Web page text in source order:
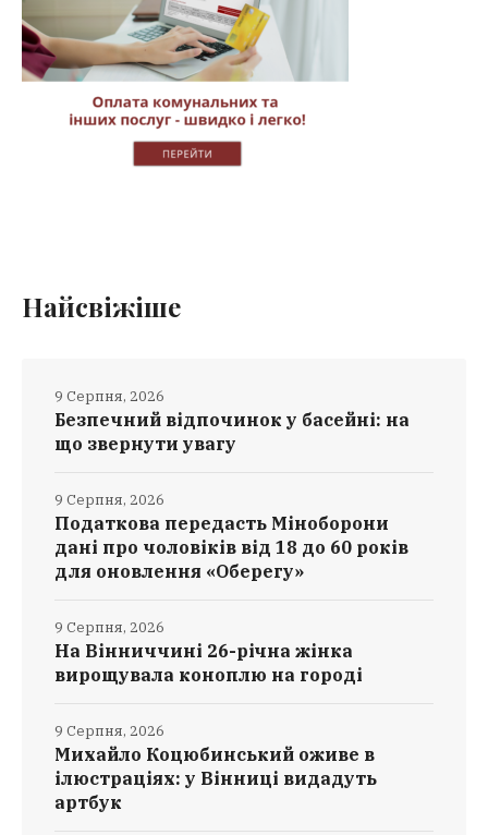
Найсвіжіше
Безпечний відпочинок у басейні: на
що звернути увагу
9 Серпня, 2026
Податкова передасть Міноборони
дані про чоловіків від 18 до 60 років
для оновлення «Оберегу»
9 Серпня, 2026
На Вінниччині 26-річна жінка
вирощувала коноплю на городі
9 Серпня, 2026
Михайло Коцюбинський оживе в
ілюстраціях: у Вінниці видадуть
артбук
9 Серпня, 2026